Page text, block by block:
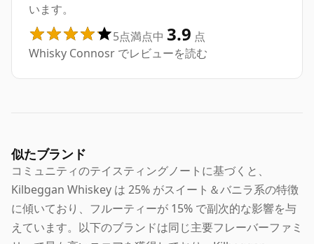
います。
5点満点中 3.9 点
Whisky Connosr でレビューを読む
似たブランド
コミュニティのテイスティングノートに基づくと、
Kilbeggan Whiskey は 25% がスイート＆バニラ系の特徴
に傾いており、フルーティーが 15% で副次的な影響を与
えています。以下のブランドは同じ主要フレーバーファミ